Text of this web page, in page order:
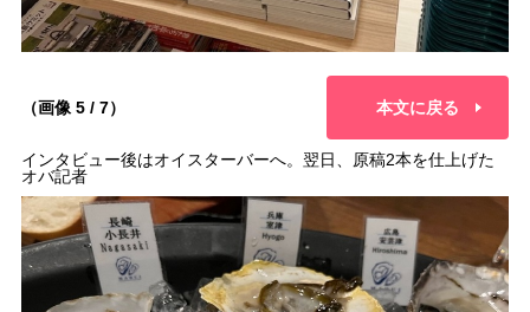
（画像 5 / 7） 本文に戻る
インタビュー後はオイスターバーへ。翌日、原稿2本を仕上げた
オバ記者